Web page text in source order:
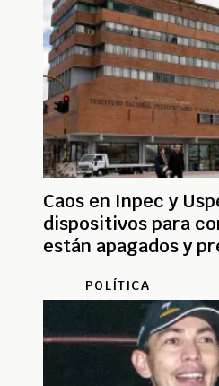
Caos en Inpec y
dispositivos para
están apagados y
POLÍTICA